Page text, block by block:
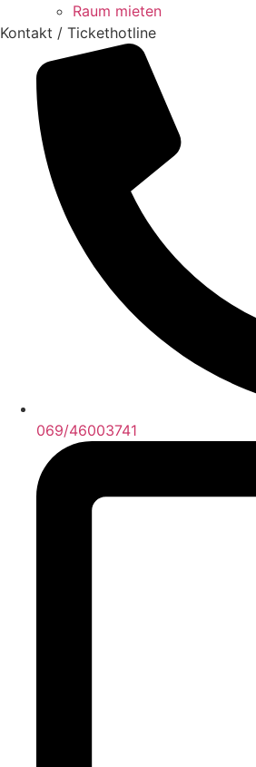
Raum mieten
Kontakt / Tickethotline
069/46003741